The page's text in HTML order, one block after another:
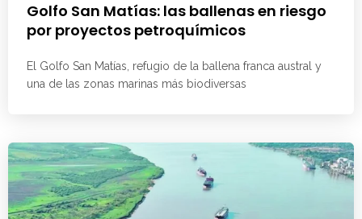
Golfo San Matías: las ballenas en riesgo
por proyectos petroquímicos
El Golfo San Matías, refugio de la ballena franca austral y
una de las zonas marinas más biodiversas